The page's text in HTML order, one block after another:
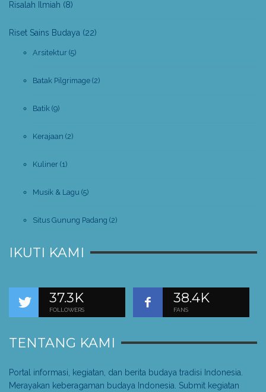
Risalah Ilmiah (8)
Riset Sains Budaya (22)
Arsitektur (5)
Batak Pilgrimage (2)
Batik (9)
Kerajaan (2)
Kuliner (1)
Musik & Lagu (5)
Situs Gunung Padang (2)
IKUTI KAMI
37.3K
FOLLOWERS
38.4K
FANS
TENTANG KAMI
Portal informasi, kegiatan, dan berita budaya tradisi Indonesia.
Merayakan keberagaman budaya Indonesia. Submit kegiatan